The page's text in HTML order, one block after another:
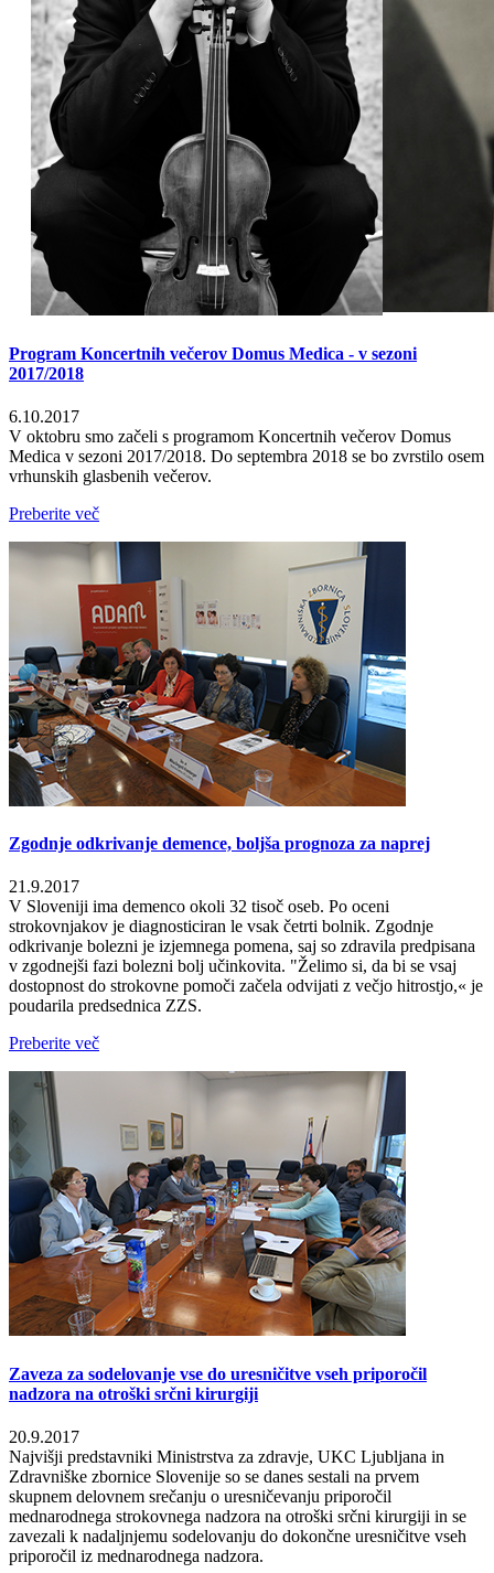
Program Koncertnih večerov Domus Medica - v sezoni
2017/2018
6.10.2017
V oktobru smo začeli s programom Koncertnih večerov Domus
Medica v sezoni 2017/2018. Do septembra 2018 se bo zvrstilo osem
vrhunskih glasbenih večerov.
Preberite več
Zgodnje odkrivanje demence, boljša prognoza za naprej
21.9.2017
V Sloveniji ima demenco okoli 32 tisoč oseb. Po oceni
strokovnjakov je diagnosticiran le vsak četrti bolnik. Zgodnje
odkrivanje bolezni je izjemnega pomena, saj so zdravila predpisana
v zgodnejši fazi bolezni bolj učinkovita. "Želimo si, da bi se vsaj
dostopnost do strokovne pomoči začela odvijati z večjo hitrostjo,« je
poudarila predsednica ZZS.
Preberite več
Zaveza za sodelovanje vse do uresničitve vseh priporočil
nadzora na otroški srčni kirurgiji
20.9.2017
Najvišji predstavniki Ministrstva za zdravje, UKC Ljubljana in
Zdravniške zbornice Slovenije so se danes sestali na prvem
skupnem delovnem srečanju o uresničevanju priporočil
mednarodnega strokovnega nadzora na otroški srčni kirurgiji in se
zavezali k nadaljnjemu sodelovanju do dokončne uresničitve vseh
priporočil iz mednarodnega nadzora.